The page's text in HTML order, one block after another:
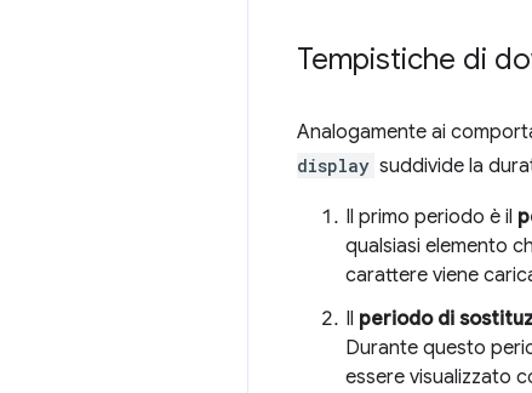
Tempistiche di
Analogamente ai
display suddivide la
Il primo periodo è il
qualsiasi elemento
carattere viene
Il periodo di
Durante questo
essere visualizzato